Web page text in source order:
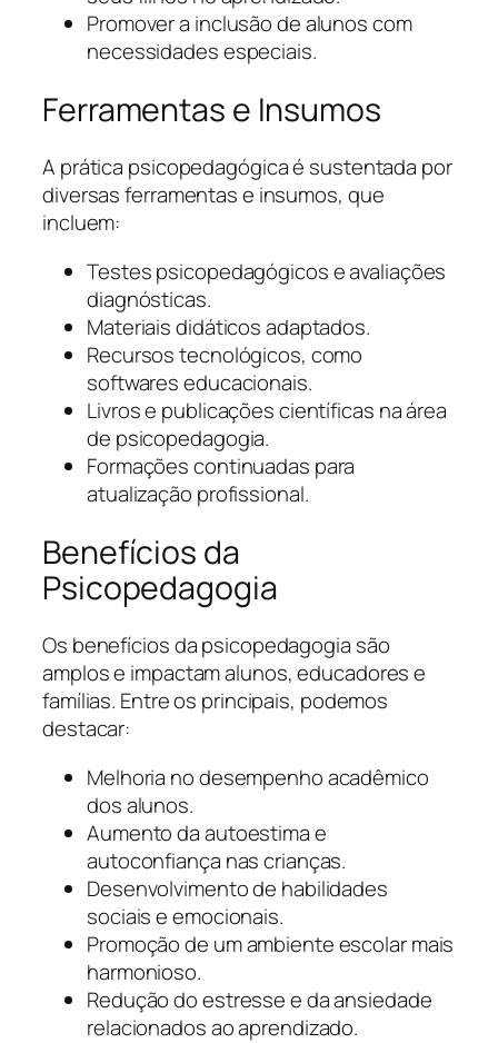
Promover a inclusão de alunos com
necessidades especiais.
Ferramentas e Insumos
A prática psicopedagógica é sustentada por
diversas ferramentas e insumos, que
incluem:
Testes psicopedagógicos e avaliações
diagnósticas.
Materiais didáticos adaptados.
Recursos tecnológicos, como
softwares educacionais.
Livros e publicações científicas na área
de psicopedagogia.
Formações continuadas para
atualização profissional.
Benefícios da
Psicopedagogia
Os benefícios da psicopedagogia são
amplos e impactam alunos, educadores e
famílias. Entre os principais, podemos
destacar:
Melhoria no desempenho acadêmico
dos alunos.
Aumento da autoestima e
autoconfiança nas crianças.
Desenvolvimento de habilidades
sociais e emocionais.
Promoção de um ambiente escolar mais
harmonioso.
Redução do estresse e da ansiedade
relacionados ao aprendizado.